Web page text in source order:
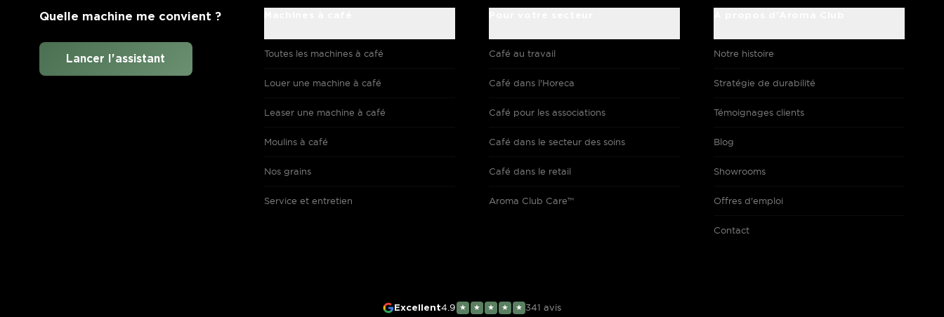
Quelle machine me convient ?
Lancer l'assistant Toutes les machines à café
Louer une machine à café
Leaser une machine à café
Moulins à café
Nos grains
Service et entretien
Café au travail
Café dans l'Horeca
Café pour les associations
Café dans le secteur des soins
Café dans le retail
Aroma Club Care™
Notre histoire
Stratégie de durabilité
Témoignages clients
Blog
Showrooms
Offres d'emploi
Contact
Excellent4.9 ★ ★ ★ ★ ★ 341 avis